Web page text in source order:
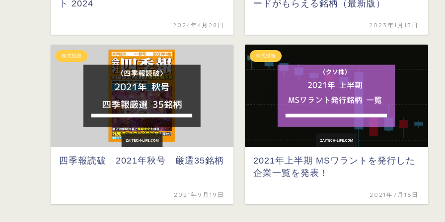
ト 2024
2024年4月28日
ードがもらえる銘柄（最新版）
2023年1月13日
株式投資
四季報読破 2021年秋号 厳選35銘柄
2021年9月19日
株式投資
2021年上半期 MSワラントを発行した
企業一覧を発表！
2021年7月16日